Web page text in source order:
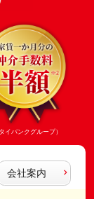
バンクグループ）
会社案内